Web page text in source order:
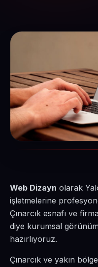
Web Dizayn olarak
işletmelerine
Çınarcık esnafı ve
diye kurumsal
hazırlıyoruz.
Çınarcık ve yakın